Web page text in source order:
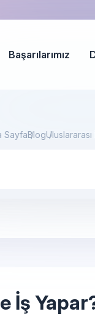
Başarılarımız
SayfaBlog
İş